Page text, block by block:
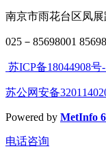
南京市雨花台区凤
025－85698001
苏ICP备18044908号-
苏公网安备
Powered by MetInfo
电话咨询